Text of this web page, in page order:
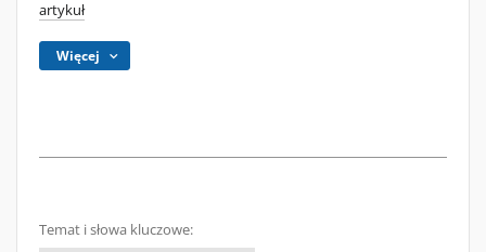
artykuł
Więcej
Temat i słowa kluczowe: